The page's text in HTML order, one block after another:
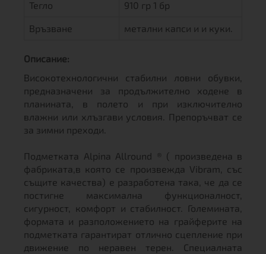
Тегло 910 гр 1 бр
Връзване метални капси и и куки.
Описание:
Високотехнологични стабилни ловни обувки,
предназначени за продължително ходене в
планината, в полето и при изключително
влажни или хлъзгави условия. Препоръчват се
за зимни преходи.
Подметката Alpina Allround ® ( произведена в
фабриката,в която се произвежда Vibram, със
същите качества) е разработена така, че да се
постигне максимална функционалност,
сигурност, комфорт и стабилност. Големината,
формата и разположението на грайферите на
подметката гарантират отлично сцепление при
движение по неравен терен. Специалната